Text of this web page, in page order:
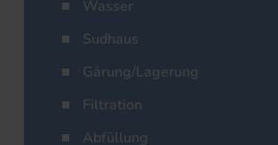
Wasser
Sudhaus
Gärung/Lagerung
Filtration
Abfüllung